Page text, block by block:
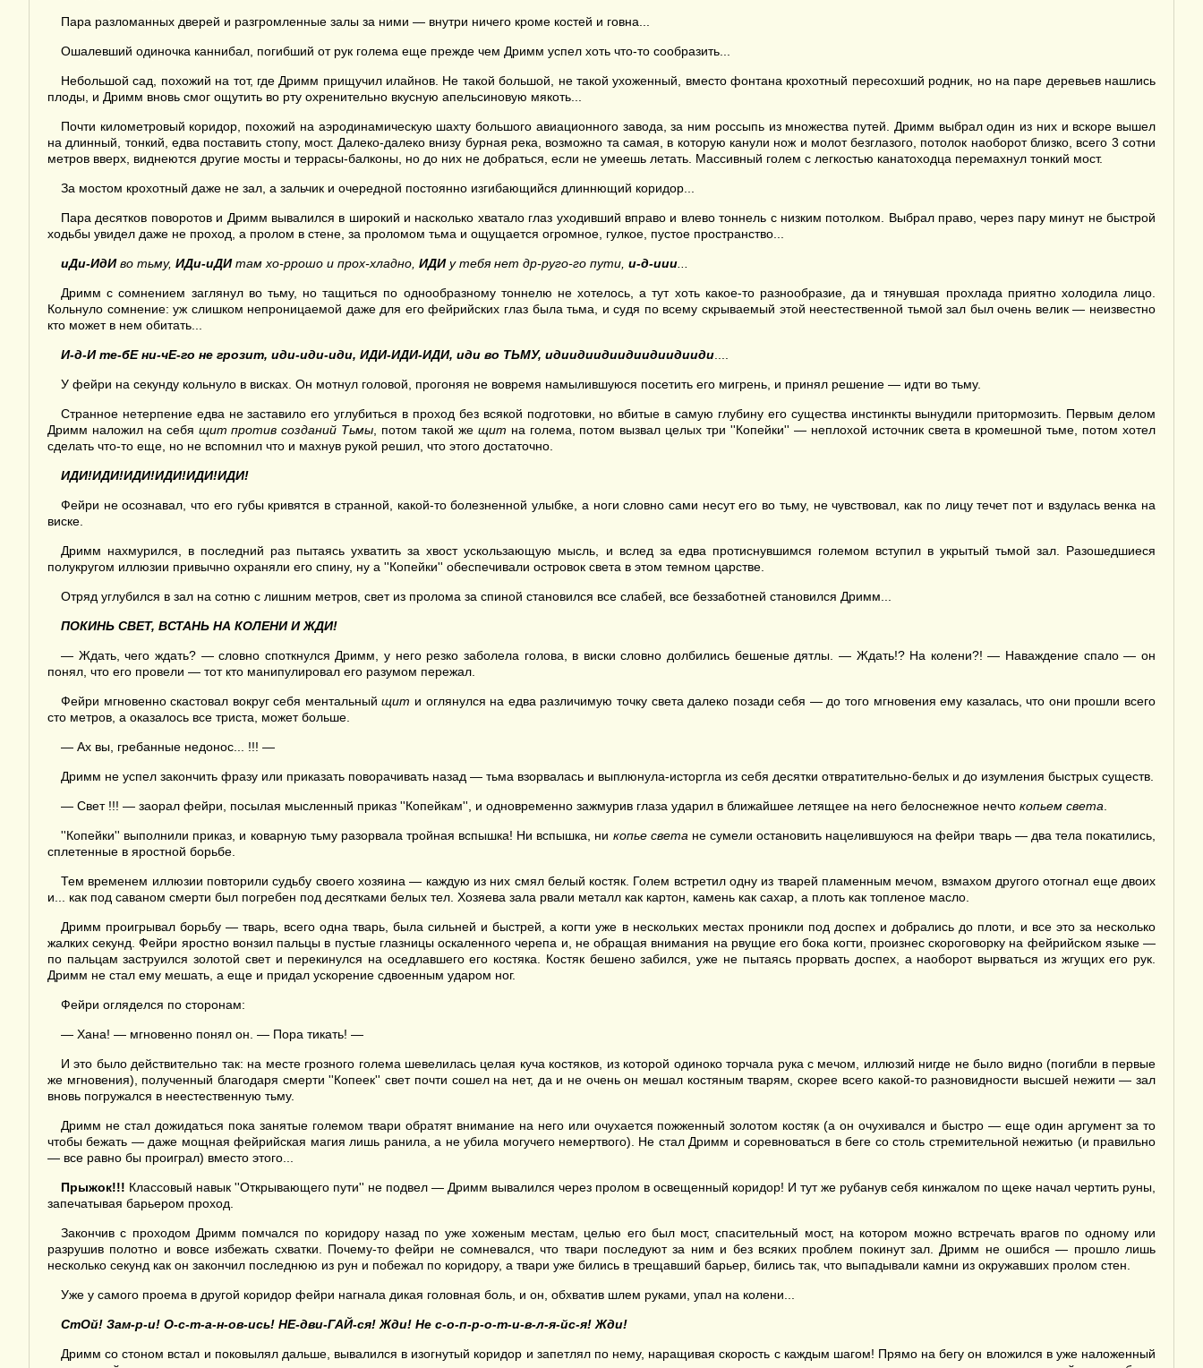
Пара разломанных дверей и разгромленные залы за ними — внутри ничего кроме костей и говна...
Ошалевший одиночка каннибал, погибший от рук голема еще прежде чем Дримм успел хоть что-то сообразить...
Небольшой сад, похожий на тот, где Дримм прищучил илайнов. Не такой большой, не такой ухоженный, вместо фонтана крохотный пересохший родник, но на паре деревьев нашлись
плоды, и Дримм вновь смог ощутить во рту охренительно вкусную апельсиновую мякоть...
Почти километровый коридор, похожий на аэродинамическую шахту большого авиационного завода, за ним россыпь из множества путей. Дримм выбрал один из них и вскоре вышел
на длинный, тонкий, едва поставить стопу, мост. Далеко-далеко внизу бурная река, возможно та самая, в которую канули нож и молот безглазого, потолок наоборот близко, всего 3 сотни
метров вверх, виднеются другие мосты и террасы-балконы, но до них не добраться, если не умеешь летать. Массивный голем с легкостью канатоходца перемахнул тонкий мост.
За мостом крохотный даже не зал, а зальчик и очередной постоянно изгибающийся длиннющий коридор...
Пара десятков поворотов и Дримм вывалился в широкий и насколько хватало глаз уходивший вправо и влево тоннель с низким потолком. Выбрал право, через пару минут не быстрой
ходьбы увидел даже не проход, а пролом в стене, за проломом тьма и ощущается огромное, гулкое, пустое пространство...
иДи-ИдИво тьму, ИДи-иДИтам хо-ррошо и прох-хладно, ИДИу тебя нет др-руго-го пути, и-д-иии
Дримм с сомнением заглянул во тьму, но тащиться по однообразному тоннелю не хотелось, а тут хоть какое-то разнообразие, да и тянувшая прохлада приятно холодила лицо.
Кольнуло сомнение: уж слишком непроницаемой даже для его фейрийских глаз была тьма, и судя по всему скрываемый этой неестественной тьмой зал был очень велик — неизвестно
кто может в нем обитать...
И-д-И те-бЕ ни-чЕ-го не грозит, иди-иди-иди, ИДИ-ИДИ-ИДИ, иди во ТЬМУ, идиидиидиидиидиидииди
У фейри на секунду кольнуло в висках. Он мотнул головой, прогоняя не вовремя намылившуюся посетить его мигрень, и принял решение — идти во тьму.
Странное нетерпение едва не заставило его углубиться в проход без всякой подготовки, но вбитые в самую глубину его существа инстинкты вынудили притормозить. Первым делом
Дримм наложил на себя щит против созданий Тьмы , потом такой же щит на голема, потом вызвал целых три ''Копейки'' — неплохой источник света в кромешной тьме, потом хотел
сделать что-то еще, но не вспомнил что и махнув рукой решил, что этого достаточно.
ИДИ!ИДИ!ИДИ!ИДИ!ИДИ!ИДИ!
Фейри не осознавал, что его губы кривятся в странной, какой-то болезненной улыбке, а ноги словно сами несут его во тьму, не чувствовал, как по лицу течет пот и вздулась венка на
виске.
Дримм нахмурился, в последний раз пытаясь ухватить за хвост ускользающую мысль, и вслед за едва протиснувшимся големом вступил в укрытый тьмой зал. Разошедшиеся
полукругом иллюзии привычно охраняли его спину, ну а ''Копейки'' обеспечивали островок света в этом темном царстве.
Отряд углубился в зал на сотню с лишним метров, свет из пролома за спиной становился все слабей, все беззаботней становился Дримм...
ПОКИНЬ СВЕТ, ВСТАНЬ НА КОЛЕНИ И ЖДИ!
— Ждать, чего ждать? — словно споткнулся Дримм, у него резко заболела голова, в виски словно долбились бешеные дятлы. — Ждать!? На колени?! — Наваждение спало — он
понял, что его провели — тот кто манипулировал его разумом пережал.
Фейри мгновенно скастовал вокруг себя ментальныйщит и оглянулся на едва различимую точку света далеко позади себя — до того мгновения ему казалась, что они прошли всего
сто метров, а оказалось все триста, может больше.
— Ах вы, гребанные недонос... !!! —
Дримм не успел закончить фразу или приказать поворачивать назад — тьма взорвалась и выплюнула-исторгла из себя десятки отвратительно-белых и до изумления быстрых существ.
— Свет !!! — заорал фейри, посылая мысленный приказ ''Копейкам'', и одновременно зажмурив глаза ударил в ближайшее летящее на него белоснежное нечто копьем света
''Копейки'' выполнили приказ, и коварную тьму разорвала тройная вспышка! Ни вспышка, ни копье света не сумели остановить нацелившуюся на фейри тварь — два тела покатились,
сплетенные в яростной борьбе.
Тем временем иллюзии повторили судьбу своего хозяина — каждую из них смял белый костяк. Голем встретил одну из тварей пламенным мечом, взмахом другого отогнал еще двоих
и... как под саваном смерти был погребен под десятками белых тел. Хозяева зала рвали металл как картон, камень как сахар, а плоть как топленое масло.
Дримм проигрывал борьбу — тварь, всего одна тварь, была сильней и быстрей, а когти уже в нескольких местах проникли под доспех и добрались до плоти, и все это за несколько
жалких секунд. Фейри яростно вонзил пальцы в пустые глазницы оскаленного черепа и, не обращая внимания на рвущие его бока когти, произнес скороговорку на фейрийском языке —
по пальцам заструился золотой свет и перекинулся на оседлавшего его костяка. Костяк бешено забился, уже не пытаясь прорвать доспех, а наоборот вырваться из жгущих его рук.
Дримм не стал ему мешать, а еще и придал ускорение сдвоенным ударом ног.
Фейри огляделся по сторонам:
— Хана! — мгновенно понял он. — Пора тикать! —
И это было действительно так: на месте грозного голема шевелилась целая куча костяков, из которой одиноко торчала рука с мечом, иллюзий нигде не было видно (погибли в первые
же мгновения), полученный благодаря смерти ''Копеек'' свет почти сошел на нет, да и не очень он мешал костяным тварям, скорее всего какой-то разновидности высшей нежити — зал
вновь погружался в неестественную тьму.
Дримм не стал дожидаться пока занятые големом твари обратят внимание на него или очухается пожженный золотом костяк (а он очухивался и быстро — еще один аргумент за то
чтобы бежать — даже мощная фейрийская магия лишь ранила, а не убила могучего немертвого). Не стал Дримм и соревноваться в беге со столь стремительной нежитью (и правильно
— все равно бы проиграл) вместо этого...
Прыжок!!! Классовый навык ''Открывающего пути'' не подвел — Дримм вывалился через пролом в освещенный коридор! И тут же рубанув себя кинжалом по щеке начал чертить руны,
запечатывая барьером проход.
Закончив с проходом Дримм помчался по коридору назад по уже хоженым местам, целью его был мост, спасительный мост, на котором можно встречать врагов по одному или
разрушив полотно и вовсе избежать схватки. Почему-то фейри не сомневался, что твари последуют за ним и без всяких проблем покинут зал. Дримм не ошибся — прошло лишь
несколько секунд как он закончил последнюю из рун и побежал по коридору, а твари уже бились в трещавший барьер, бились так, что выпадывали камни из окружавших пролом стен.
Уже у самого проема в другой коридор фейри нагнала дикая головная боль, и он, обхватив шлем руками, упал на колени...
СтОй! Зам-р-и! О-с-т-а-н-ов-ись! НЕ-дви-ГАЙ-ся! Жди! Не с-о-п-р-о-т-и-в-л-я-йс-я! Жди!
Дримм со стоном встал и поковылял дальше, вывалился в изогнутый коридор и запетлял по нему, наращивая скорость с каждым шагом! Прямо на бегу он вложился в уже наложенный